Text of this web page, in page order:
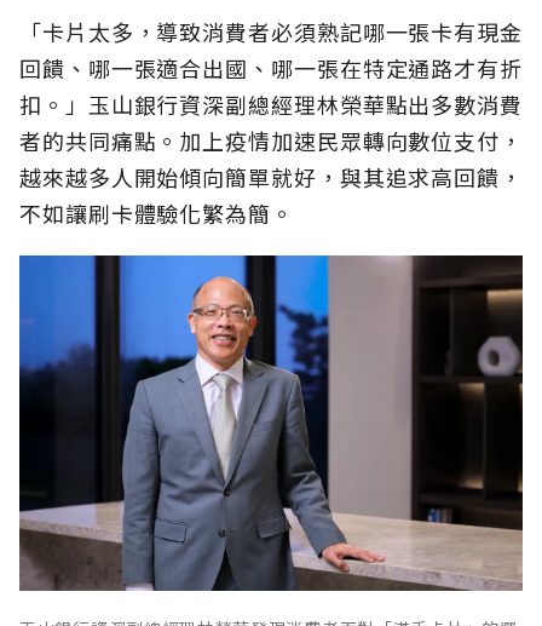
「卡片太多，導致消費者必須熟記哪一張卡有現金
回饋、哪一張適合出國、哪一張在特定通路才有折
扣。」玉山銀行資深副總經理林榮華點出多數消費
者的共同痛點。加上疫情加速民眾轉向數位支付，
越來越多人開始傾向簡單就好，與其追求高回饋，
不如讓刷卡體驗化繁為簡。